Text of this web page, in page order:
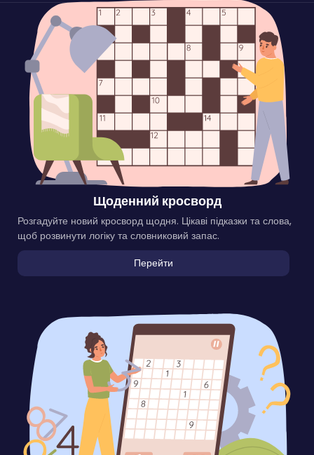
Щоденний кросворд
Розгадуйте новий кросворд щодня. Цікаві підказки та слова,
щоб розвинути логіку та словниковий запас.
Перейти